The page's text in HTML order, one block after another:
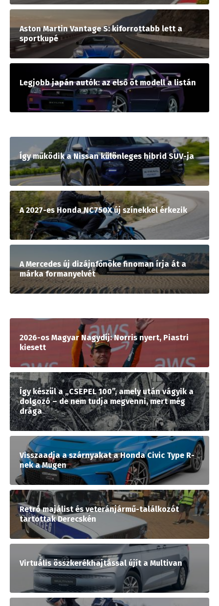
Aston Martin Vantage S: kiforrottabb lett a
sportkupé
Legjobb japán autók: az első öt modell a listán
Így működik a Nissan különleges hibrid SUV-ja
A 2027-es Honda NC750X új színekkel érkezik
A Mercedes új dizájnfőnöke finoman írja át a
márka formanyelvét
2026-os Magyar Nagydíj: Norris nyert, Piastri
kiesett
Így készül a „CSEPEL 100”, amely után vágyik a
dolgozó – de nem tudja megvenni, mert még
drága
Visszaadja a szárnyakat a Honda Civic Type R-
nek a Mugen
Retró majálist és veteránjármű-találkozót
tartottak Derecskén
Virtuális összkerékhajtással újít a Multivan